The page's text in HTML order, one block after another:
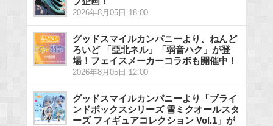
2026年8月05日 18:00
グッドスマイルカンパニーより、ねんど
ろいど 「亞北ネル」「弱音ハク」が登
場！フェイスメーカーコラボも開催中！
2026年8月05日 12:00
グッドスマイルカンパニーより「ブライ
ンドボックスシリーズ 雪ミクオールスタ
ーズ フィギュアコレクション Vol.1」が